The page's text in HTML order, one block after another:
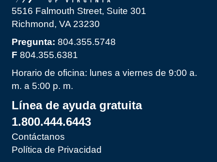
5516 Falmouth Street, Suite 301
Richmond, VA 23230
Pregunta: 804.355.5748
F 804.355.6381
Horario de oficina: lunes a viernes de 9:00 a.
m. a 5:00 p. m.
Línea de ayuda gratuita
1.800.444.6443
Contáctanos
Política de Privacidad